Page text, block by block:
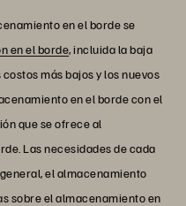
en el borde se
en el borde, incluida la baja
más bajos y los nuevos
en el borde con el
que se ofrece al
Las necesidades de cada
el almacenamiento
sobre el almacenamiento en